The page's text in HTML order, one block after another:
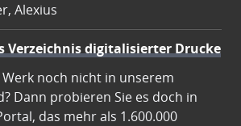
Alexius
Verzeichnis digitalisierter Drucke
noch nicht in unserem
Dann probieren Sie es doch in
das mehr als 1.600.000